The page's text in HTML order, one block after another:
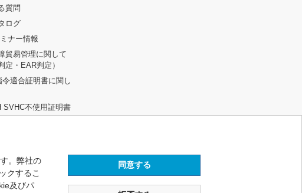
質問
ログ
ナー情報
貿易管理に関して
定・EAR判定）
令適合証明書に関し
SVHC不使用証明書
。弊社の
クするこ
及びパ